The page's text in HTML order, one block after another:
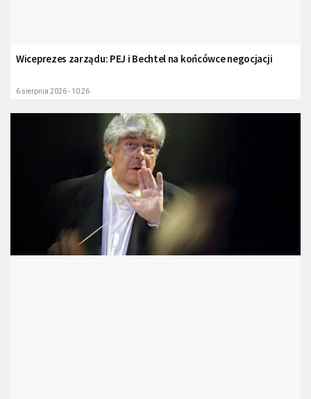
Wiceprezes zarządu: PEJ i Bechtel na końcówce negocjacji
6 sierpnia 2026 - 10:26